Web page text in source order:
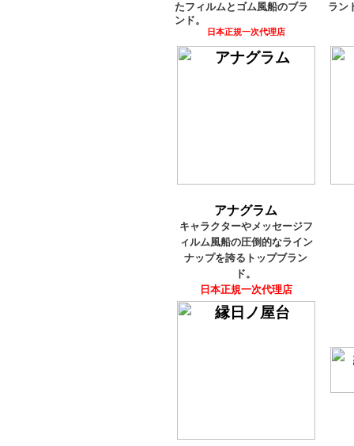
たフィルムとゴム風船のブラ
ンド。
日本正規一次代理店
ラン
アナグラム
キャラクターやメッセージフ
ィルム風船の圧倒的なライン
ナップを誇るトップブラン
ド。
日本正規一次代理店